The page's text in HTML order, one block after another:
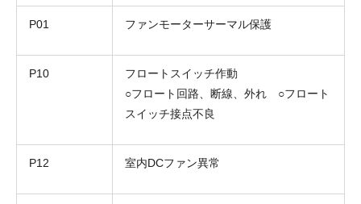
P01 ファンモーターサーマル保護
P10
フロートスイッチ作動
○フロート回路、断線、外れ ○フロート
スイッチ接点不良
P12 室内DCファン異常